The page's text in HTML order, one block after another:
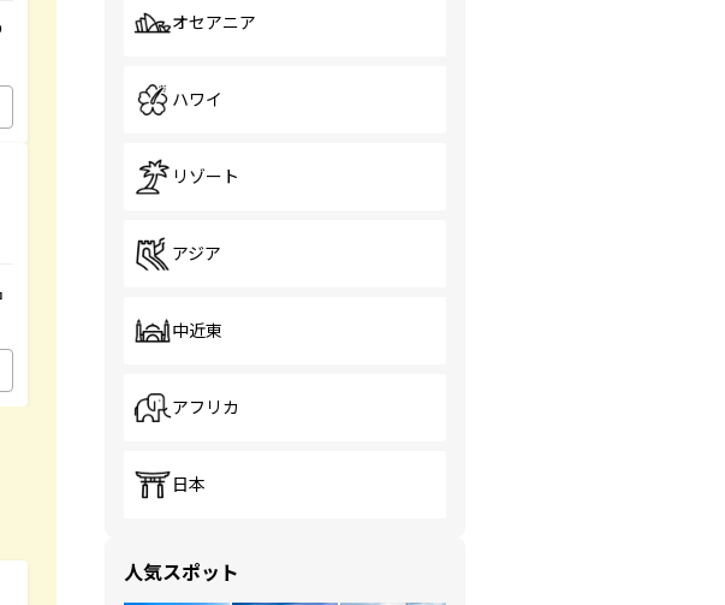
オセアニア
ハワイ
リゾート
アジア
中近東
アフリカ
日本
人気スポット